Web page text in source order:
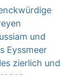
und
Eyssmeer
zierlich und